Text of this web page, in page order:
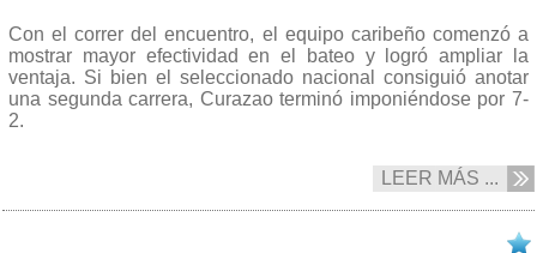
Con el correr del encuentro, el equipo caribeño comenzó a
mostrar mayor efectividad en el bateo y logró ampliar la
ventaja. Si bien el seleccionado nacional consiguió anotar
una segunda carrera, Curazao terminó imponiéndose por 7-
2.
LEER MÁS ...